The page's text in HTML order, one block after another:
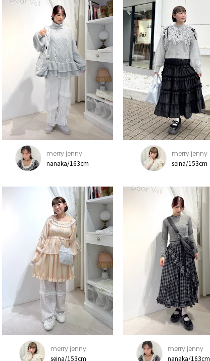
merry jenny
nanaka/163cm
merry jenny
seina/153cm
merry jenny
seina/153cm
merry jenny
nanaka/163cm